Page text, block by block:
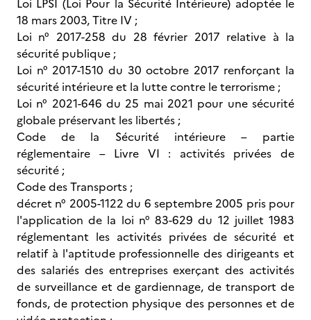
Loi LPSI (Loi Pour la Sécurité Intérieure) adoptée le
18 mars 2003, Titre IV ;
Loi n° 2017-258 du 28 février 2017 relative à la
sécurité publique ;
Loi n° 2017-1510 du 30 octobre 2017 renforçant la
sécurité intérieure et la lutte contre le terrorisme ;
Loi n° 2021-646 du 25 mai 2021 pour une sécurité
globale préservant les libertés ;
Code de la Sécurité intérieure – partie
réglementaire – Livre VI : activités privées de
sécurité ;
Code des Transports ;
décret n° 2005-1122 du 6 septembre 2005 pris pour
l'application de la loi n° 83-629 du 12 juillet 1983
réglementant les activités privées de sécurité et
relatif à l'aptitude professionnelle des dirigeants et
des salariés des entreprises exerçant des activités
de surveillance et de gardiennage, de transport de
fonds, de protection physique des personnes et de